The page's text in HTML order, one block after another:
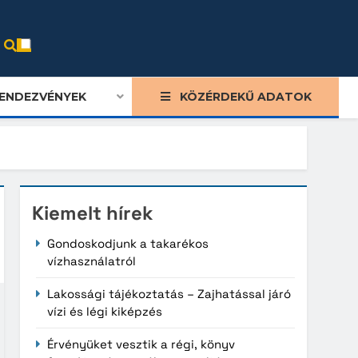
KÖZÉRDEKŰ ADATOK
Kiemelt hírek
Gondoskodjunk a takarékos
vízhasználatról
Lakossági tájékoztatás – Zajhatással járó
vízi és légi kiképzés
Érvényüket vesztik a régi, könyv